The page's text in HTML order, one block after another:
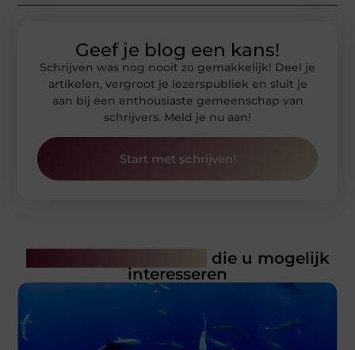
Geef je blog een kans!
Schrijven was nog nooit zo gemakkelijk! Deel je
artikelen, vergroot je lezerspubliek en sluit je
aan bij een enthousiaste gemeenschap van
schrijvers. Meld je nu aan!
Start met schrijven!
die u mogelijk
interesseren